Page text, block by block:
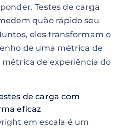
Testes de carga
quão rápido seu
eles transformam o
de uma métrica de
de experiência do
de carga com
eficaz
em escala é um